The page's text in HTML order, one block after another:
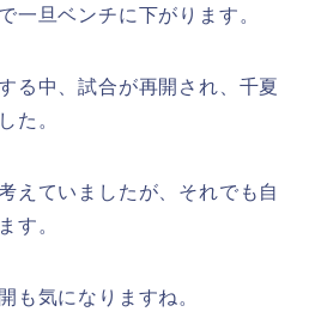
一旦ベンチに下がります。
る中、試合が再開され、千夏
た。
えていましたが、それでも自
す。
も気になりますね。